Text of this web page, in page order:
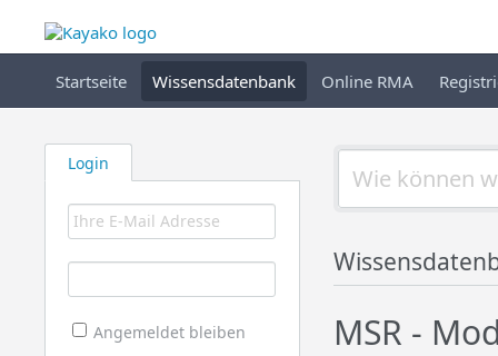
Startseite Wissensdatenbank Online RMA
Login
Angemeldet bleiben MSR -